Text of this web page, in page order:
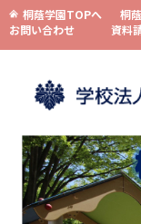
桐蔭学園TOPへ 桐
お問い合わせ
資料